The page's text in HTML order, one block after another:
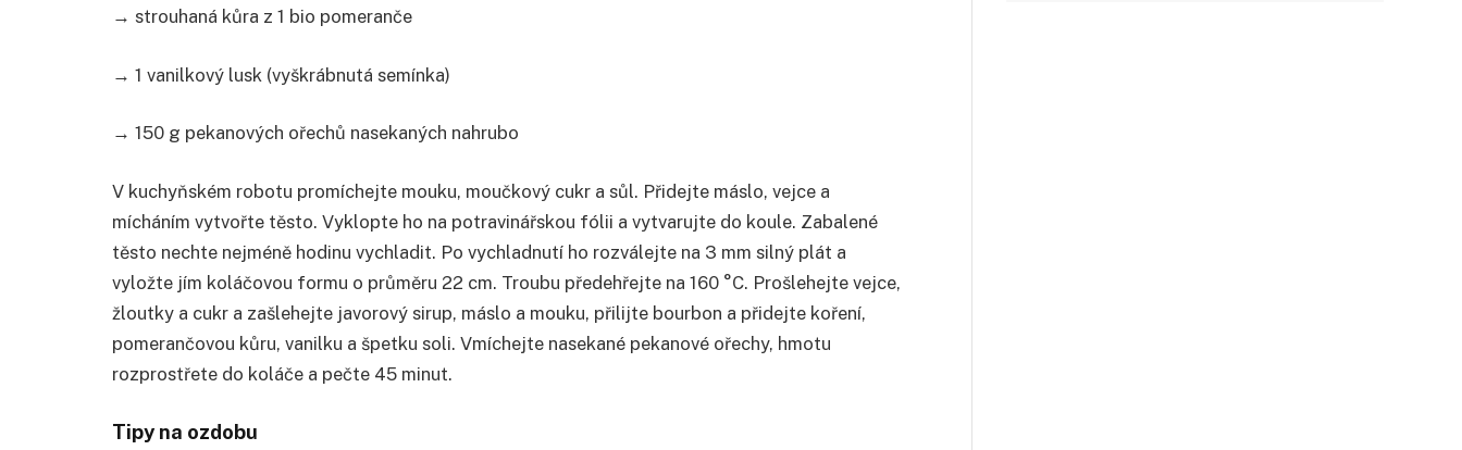
→ strouhaná kůra z 1 bio pomeranče
→ 1 vanilkový lusk (vyškrábnutá semínka)
→ 150 g pekanových ořechů nasekaných nahrubo
V kuchyňském robotu promíchejte mouku, moučkový cukr a sůl. Přidejte máslo, vejce a
mícháním vytvořte těsto. Vyklopte ho na potravinářskou fólii a vytvarujte do koule. Zabalené
těsto nechte nejméně hodinu vychladit. Po vychladnutí ho rozválejte na 3 mm silný plát a
vyložte jím koláčovou formu o průměru 22 cm. Troubu předehřejte na 160 °C. Prošlehejte vejce,
žloutky a cukr a zašlehejte javorový sirup, máslo a mouku, přilijte bourbon a přidejte koření,
pomerančovou kůru, vanilku a špetku soli. Vmíchejte nasekané pekanové ořechy, hmotu
rozprostřete do koláče a pečte 45 minut.
Tipy na ozdobu